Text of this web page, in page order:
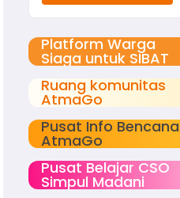
Platform Warga
Siaga untuk SIBAT
Ruang komunitas
AtmaGo
Pusat Info Bencana
AtmaGo
Pusat Belajar CSO
Simpul Madani